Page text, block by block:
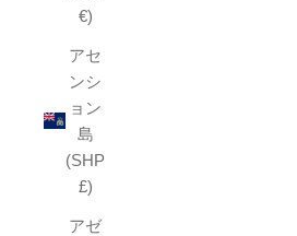
€)
アセ
ンシ
ョン
島
(SHP
£)
アゼ